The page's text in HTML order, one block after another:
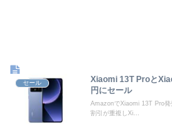
セール
Xiaomi 13T Proと
円にセール
AmazonでXiaomi 13T Pro
割引が重複しXi...